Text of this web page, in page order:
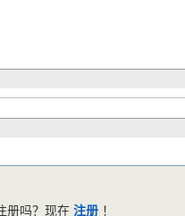
册吗？现在注册 ！